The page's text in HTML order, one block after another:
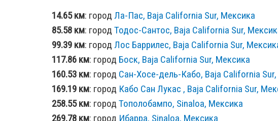
14.65 км: город Ла-Пас, Baja California Sur, Мексика
85.58 км: город Тодос-Сантос, Baja California Sur,
99.39 км: город Лос Баррилес, Baja California Sur,
117.86 км: город Боск, Baja California Sur, Мексика
160.53 км: город Сан-Хосе-дель-Кабо, Baja California
169.19 км: город Кабо Сан Лукас , Baja California Sur,
258.55 км: город Тополобампо, Sinaloa, Мексика
269.78 км: город Ибарра, Sinaloa, Мексика